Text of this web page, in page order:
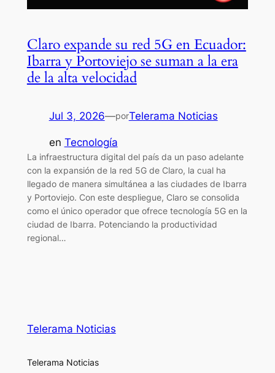
Claro expande su red 5G en Ecuador:
Ibarra y Portoviejo se suman a la era
de la alta velocidad
Jul 3, 2026—porTelerama Noticias
en Tecnología
La infraestructura digital del país da un paso adelante
con la expansión de la red 5G de Claro, la cual ha
llegado de manera simultánea a las ciudades de Ibarra
y Portoviejo. Con este despliegue, Claro se consolida
como el único operador que ofrece tecnología 5G en la
ciudad de Ibarra. Potenciando la productividad
regional…
Telerama Noticias
Telerama Noticias